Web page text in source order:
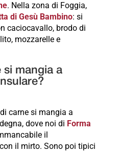
. Nella zona di Foggia,
di Gesù Bambino: si
caciocavallo, brodo di
mozzarelle e
si mangia a
carne si mangia a
dove noi di Forma
il
con il mirto. Sono poi tipici